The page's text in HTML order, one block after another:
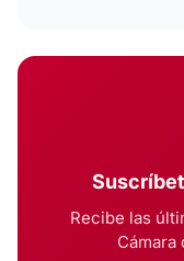
Recibe las
Cámara